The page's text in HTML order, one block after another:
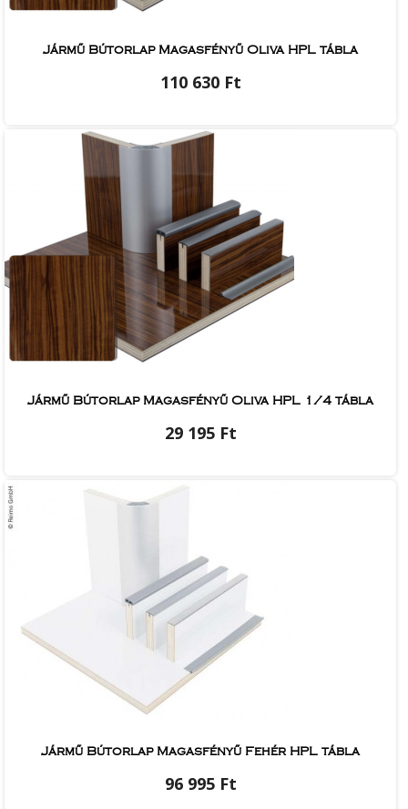
Jármű Bútorlap Magasfényű Oliva HPL tábla
110 630 Ft
Jármű Bútorlap Magasfényű Oliva HPL 1/4 tábla
29 195 Ft
Jármű Bútorlap Magasfényű Fehér HPL tábla
96 995 Ft